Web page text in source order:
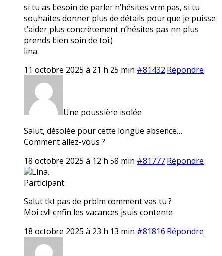
si tu as besoin de parler n’hésites vrm pas, si tu
souhaites donner plus de détails pour que je puisse
t’aider plus concrètement n’hésites pas nn plus
prends bien soin de toi:)
lina
11 octobre 2025 à 21 h 25 min #81432 Répondre
Une poussière isolée
Salut, désolée pour cette longue absence…
Comment allez-vous ?
18 octobre 2025 à 12 h 58 min #81777 Répondre
Lina.
Participant
Salut tkt pas de prblm comment vas tu ?
Moi cv!! enfin les vacances jsuis contente
18 octobre 2025 à 23 h 13 min #81816 Répondre